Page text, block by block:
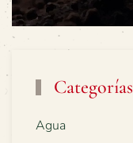
Categorías
Agua